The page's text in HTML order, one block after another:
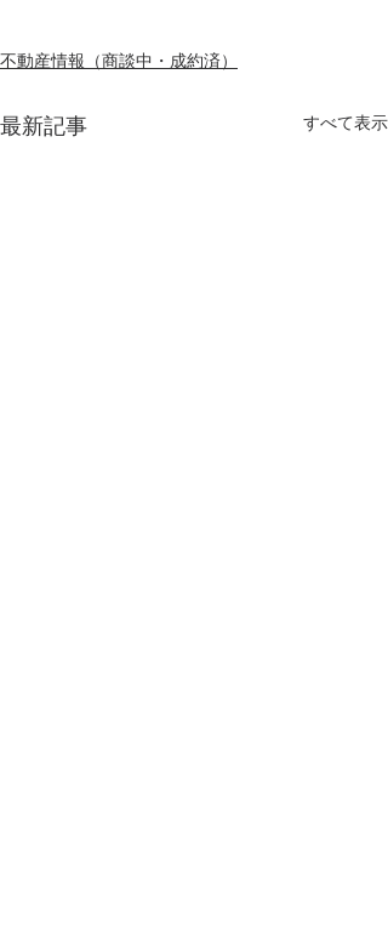
不動産情報（商談中・成約済）
最新記事 すべて表示